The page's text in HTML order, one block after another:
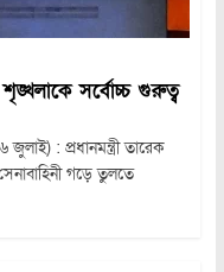
সর্বোচ্চ গুরুত্ব
: প্রধানমন্ত্রী তারেক
গড়ে তুলতে